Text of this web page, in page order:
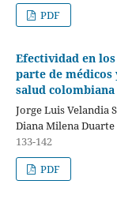
PDF
Efectividad en
parte de
salud colombiana
Jorge Luis Velandia
Diana Milena
133-142
PDF